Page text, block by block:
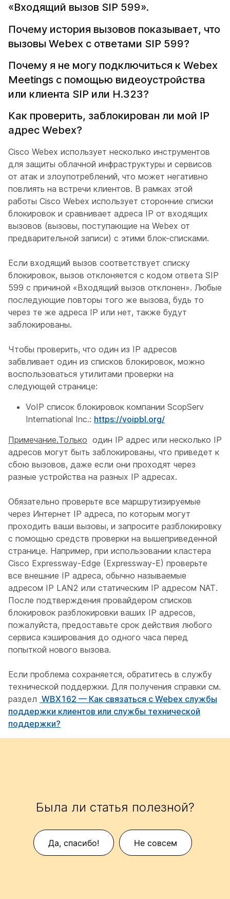
«Входящий вызов SIP 599».
Почему история вызовов показывает, что
вызовы Webex с ответами SIP 599?
Почему я не могу подключиться к Webex
Meetings с помощью видеоустройства
или клиента SIP или H.323?
Как проверить, заблокирован ли мой IP
адрес Webex?
Cisco Webex использует несколько инструментов
для защиты облачной инфраструктуры и сервисов
от атак и злоупотреблений, что может негативно
повлиять на встречи клиентов. В рамках этой
работы Cisco Webex использует сторонние списки
блокировок и сравнивает адреса IP от входящих
вызовов (вызовы, поступающие на Webex от
предварительной записи) с этими блок-списками.
Если входящий вызов соответствует списку
блокировок, вызов отклоняется с кодом ответа SIP
599 с причиной «Входящий вызов отклонен». Любые
последующие повторы того же вызова, будь то
через те же адреса IP или нет, также будут
заблокированы.
Чтобы проверить, что один из IP адресов
забвливает один из списков блокировок, можно
воспользоваться утилитами проверки на
следующей странице:
VoIP список блокировок компании ScopServ
International Inc.: https://voipbl.org/
Примечание.Только один IP адрес или несколько IP
адресов могут быть заблокированы, что приведет к
сбою вызовов, даже если они проходят через
разные устройства на разных IP адресах.
Обязательно проверьте все маршрутизируемые
через Интернет IP адреса, по которым могут
проходить ваши вызовы, и запросите разблокировку
с помощью средств проверки на вышеприведенной
странице. Например, при использовании кластера
Cisco Expressway-Edge (Expressway-E) проверьте
все внешние IP адреса, обычно называемые
адресом IP LAN2 или статическим IP адресом NAT.
После подтверждения провайдером списков
блокировок разблокировки ваших IP адресов,
пожалуйста, предоставьте срок действия любого
сервиса кэширования до одного часа перед
попыткой нового вызова.
Если проблема сохраняется, обратитесь в службу
технической поддержки. Для получения справки см.
раздел WBX162 — Как связаться с Webex службы
поддержки клиентов или службы технической
поддержки?
Была ли статья полезной?
Да, спасибо! Не совсем